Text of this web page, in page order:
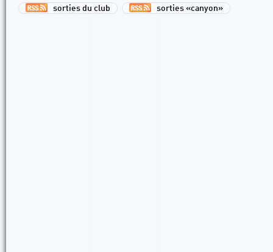
sorties du club sorties «canyon»